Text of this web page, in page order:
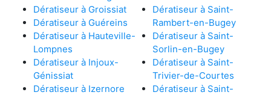
Dératiseur à Groissiat
Dératiseur à Guéreins
Dératiseur à Hauteville-
Lompnes
Dératiseur à Injoux-
Génissiat
Dératiseur à Izernore
Dératiseur à Saint-
Rambert-en-Bugey
Dératiseur à Saint-
Sorlin-en-Bugey
Dératiseur à Saint-
Trivier-de-Courtes
Dératiseur à Saint-